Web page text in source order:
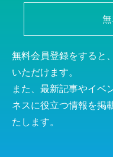
無料会員登録をすると
いただけます。
また、最新記事やイベ
ネスに役立つ情報を掲
たします。